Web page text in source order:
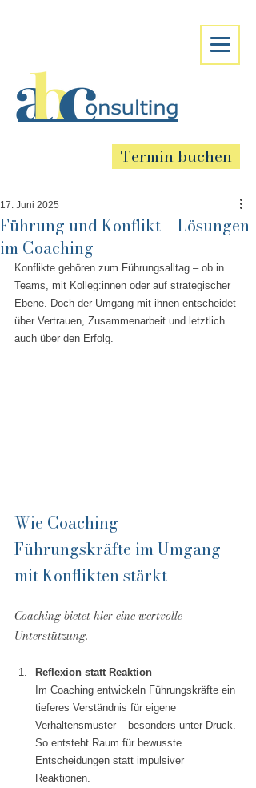
Termin buchen
Führung und Konflikt – Lösungen
im Coaching
17. Juni 2025
Konflikte gehören zum Führungsalltag – ob in
Teams, mit Kolleg:innen oder auf strategischer
Ebene. Doch der Umgang mit ihnen entscheidet
über Vertrauen, Zusammenarbeit und letztlich
auch über den Erfolg.
Wie Coaching
Führungskräfte im Umgang
mit Konflikten stärkt
Coaching bietet hier eine wertvolle
Unterstützung.
Reflexion statt Reaktion
Im Coaching entwickeln Führungskräfte ein
tieferes Verständnis für eigene
Verhaltensmuster – besonders unter Druck.
So entsteht Raum für bewusste
Entscheidungen statt impulsiver
Reaktionen.